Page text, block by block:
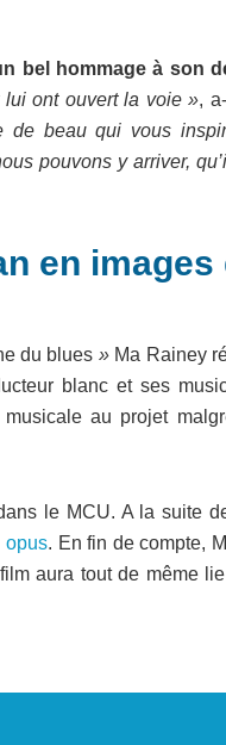
bel hommage à son
ont ouvert la voie »,
de beau qui vous
pouvons y arriver,
en images
du blues »Ma Rainey
blanc et ses
au projet
le MCU. A la suite
opus. En fin de compte,
aura tout de même